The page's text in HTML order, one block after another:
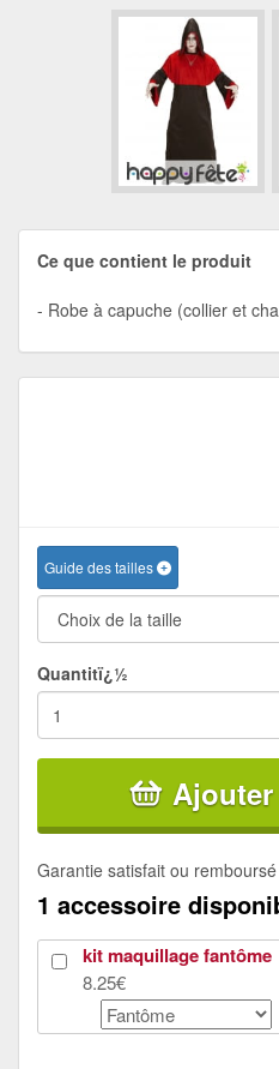
Ce que contient le produit
Robe à capuche (collier et
Guide des tailles
Quantitï¿½
Garantie satisfait ou remboursé
1 accessoire
kit maquillage fantôme
8.25€